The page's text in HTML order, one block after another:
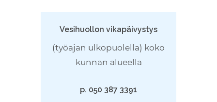
Vesihuollon vikapäivystys
(työajan ulkopuolella) koko
kunnan alueella
p. 050 387 3391